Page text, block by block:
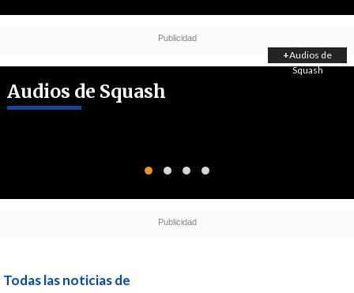
Audios de Squash
+Audios de
Squash
Todas las noticias de